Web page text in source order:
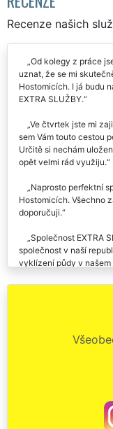
Recenze našich
Od kolegy z práce
uznat, že se mi
Hostomicích. I já budu
EXTRA SLUŽBY.
Ve čtvrtek jste mi
sem Vám touto cestou
Určitě si nechám
opět velmi rád využiju.
Naprosto perfektní
Hostomicích. Všechno
doporučuji.
Společnost EXTRA
společnost v naší
vyklízení půdy v
služby, rozhodně si
Hostomicích, o které
budu určitě dál
Od začátku do
Pomocí této firmy
Tento nelehký úkol
zajistili kontejner na
představ. Dokonce mi
služeb skutečně